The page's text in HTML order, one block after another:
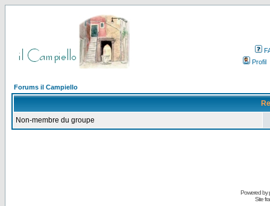
Profil
Forums il Campiello
Non-membre du groupe
Powered by
Site